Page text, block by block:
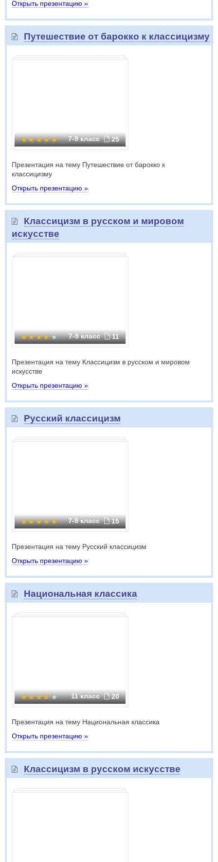
Открыть презентацию »
Путешествие от барокко к классицизму
7-9 класс 25
Презентация на тему Путешествие от барокко к
классицизму
Открыть презентацию »
Классицизм в русском и мировом
искусстве
7-9 класс 11
Презентация на тему Классицизм в русском и мировом
искусстве
Открыть презентацию »
Русский классицизм
7-9 класс 15
Презентация на тему Русский классицизм
Открыть презентацию »
Национальная классика
11 класс 20
Презентация на тему Национальная классика
Открыть презентацию »
Классицизм в русском искусстве